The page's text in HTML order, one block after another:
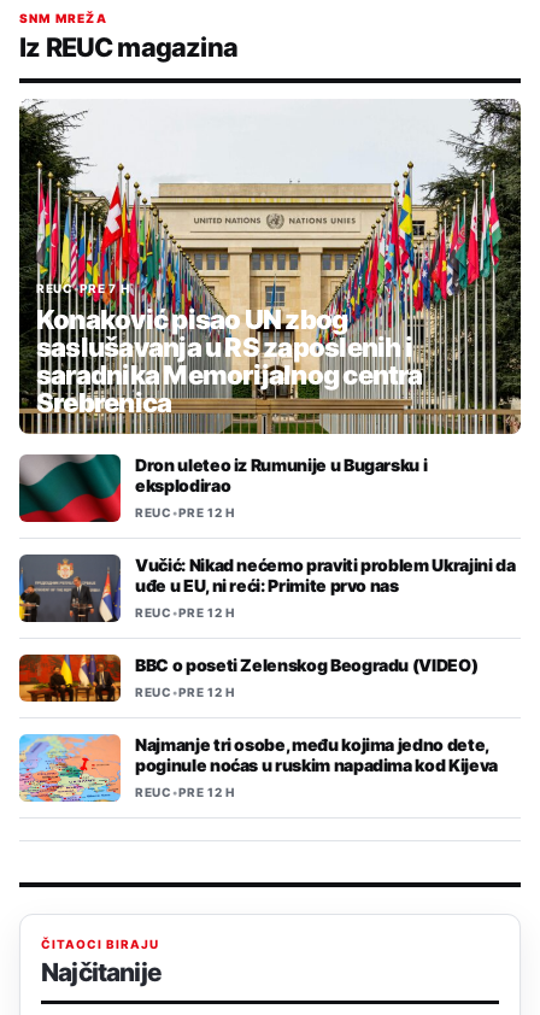
SNM MREŽA
Iz REUC magazina
REUC•PRE 7 H
Konaković pisao UN zbog
saslušavanja u RS zaposlenih i
saradnika Memorijalnog centra
Srebrenica
Dron uleteo iz Rumunije u Bugarsku i
eksplodirao
REUC•PRE 12 H
Vučić: Nikad nećemo praviti problem Ukrajini da
uđe u EU, ni reći: Primite prvo nas
REUC•PRE 12 H
BBC o poseti Zelenskog Beogradu (VIDEO)
REUC•PRE 12 H
Najmanje tri osobe, među kojima jedno dete,
poginule noćas u ruskim napadima kod Kijeva
REUC•PRE 12 H
ČITAOCI BIRAJU
Najčitanije